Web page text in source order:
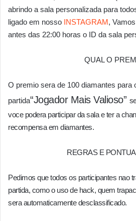
abrindo a sala personalizada para
ligado em nosso INSTAGRAM,
antes das 22:00 horas o ID da sala
QUAL O
O premio sera de 100 diamantes para
partida“Jogador Mais Valioso”
voce podera participar da sala e ter a
recompensa em diamantes.
REGRAS E
Pedimos que todos os participantes nao
partida, como o uso de hack, quem
sera automaticamente desclassificado.